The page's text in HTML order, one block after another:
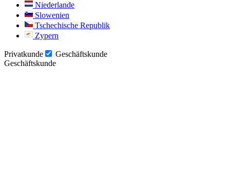
Niederlande
Slowenien
Tschechische Republik
Zypern
Privatkunde
Geschäftskunde
Geschäftskunde